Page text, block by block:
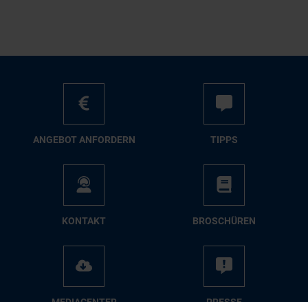
AN­GE­BOT AN­FOR­DERN TIPPS
KON­TAKT BRO­SCHÜ­REN